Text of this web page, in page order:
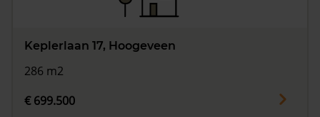
Keplerlaan 17, Hoogeveen
286 m2
€ 699.500